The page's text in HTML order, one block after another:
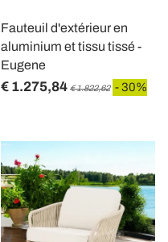
Fauteuil d'extérieur en
aluminium et tissu tissé -
Eugene
€ 1.275,84 € 1.822,62 - 30%